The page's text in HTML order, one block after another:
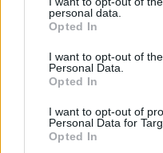
grant or deny consent to
use your data for below
consent section.
personal data.
Opted In
I want to opt-out of
Personal Data.
Opted In
I want to opt-out of
Personal Data for
Opted In
lecsapott.
Másnap, 15-én Turi
is, hogy vásároljon
noteszt. Délre vissza
Elbeszélte, hogy az
szép várost, sok szép